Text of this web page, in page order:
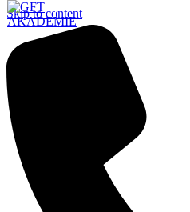
Skip to content